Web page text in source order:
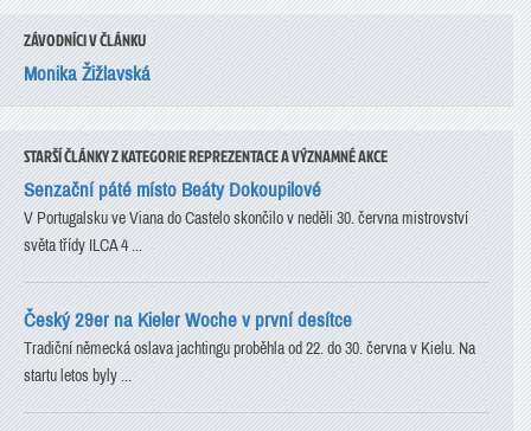
ZÁVODNÍCI V ČLÁNKU
Monika Žižlavská
STARŠÍ ČLÁNKY Z KATEGORIE REPREZENTACE A VÝZNAMNÉ AKCE
Senzační páté místo Beáty Dokoupilové
V Portugalsku ve Viana do Castelo skončilo v neděli 30. června mistrovství
světa třídy ILCA 4 ...
Český 29er na Kieler Woche v první desítce
Tradiční německá oslava jachtingu proběhla od 22. do 30. června v Kielu. Na
startu letos byly ...